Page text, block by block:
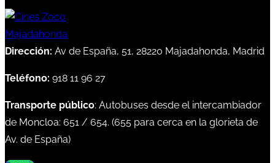
Dirección: Av de España, 51, 28220 Majadahonda, Madrid
Teléfono: 918 11 96 27
Transporte público: Autobuses desde el intercambiador
de Moncloa: 651 / 654. (655 para cerca en la glorieta de
Av. de España)